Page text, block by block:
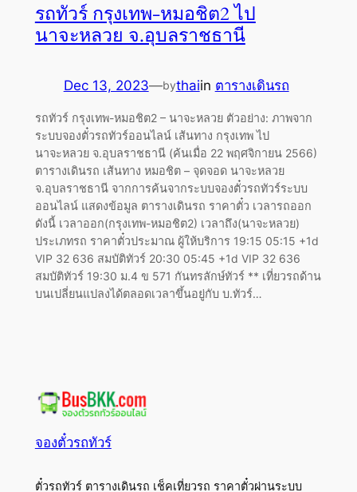
รถทัวร์ กรุงเทพ-หมอชิต2 ไป
นาจะหลวย จ.อุบลราชธานี
Dec 13, 2023—bythaiin ตารางเดินรถ
รถทัวร์ กรุงเทพ-หมอชิต2 – นาจะหลวย ตัวอย่าง: ภาพจาก
ระบบจองตั๋วรถทัวร์ออนไลน์ เส้นทาง กรุงเทพ ไป
นาจะหลวย จ.อุบลราชธานี (ค้นเมื่อ 22 พฤศจิกายน 2566)
ตารางเดินรถ เส้นทาง หมอชิต – จุดจอด นาจะหลวย
จ.อุบลราชธานี จากการค้นจากระบบจองตั๋วรถทัวร์ระบบ
ออนไลน์ แสดงข้อมูล ตารางเดินรถ ราคาตั๋ว เวลารถออก
ดังนี้ เวลาออก(กรุงเทพ-หมอชิต2) เวลาถึง(นาจะหลวย)
ประเภทรถ ราคาตั๋วประมาณ ผู้ให้บริการ 19:15 05:15 +1d
VIP 32 636 สมบัติทัวร์ 20:30 05:45 +1d VIP 32 636
สมบัติทัวร์ 19:30 ม.4 ข 571 กันทรลักษ์ทัวร์ ** เที่ยวรถด้าน
บนเปลี่ยนแปลงได้ตลอดเวลาขึ้นอยู่กับ บ.ทัวร์…
จองตั๋วรถทัวร์
ตั๋วรถทัวร์ ตารางเดินรถ เช็คเที่ยวรถ ราคาตั๋วผ่านระบบ